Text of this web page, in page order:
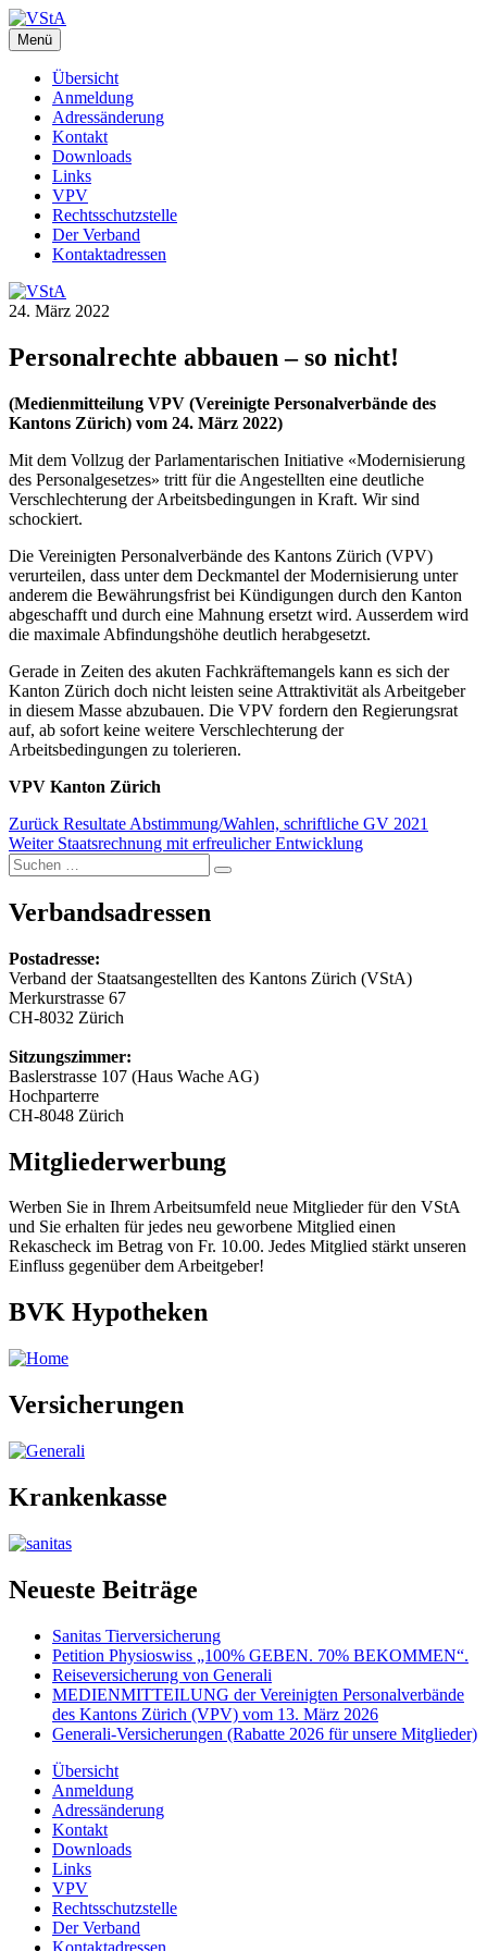
Zum
Inhalt
springen
VStA
WebSite des Verbandes der Staatsangestellten des Kantons Zürich
Menü
Übersicht
Anmeldung
Adressänderung
Kontakt
Downloads
Links
VPV
Rechtsschutzstelle
Der Verband
Kontaktadressen
24. März 2022
Personalrechte abbauen – so nicht!
(Medienmitteilung VPV (Vereinigte Personalverbände des
Kantons Zürich) vom 24. März 2022)
Mit dem Vollzug der Parlamentarischen Initiative «Modernisierung
des Personalgesetzes» tritt für die Angestellten eine deutliche
Verschlechterung der Arbeitsbedingungen in Kraft. Wir sind
schockiert.
Die Vereinigten Personalverbände des Kantons Zürich (VPV)
verurteilen, dass unter dem Deckmantel der Modernisierung unter
anderem die Bewährungsfrist bei Kündigungen durch den Kanton
abgeschafft und durch eine Mahnung ersetzt wird. Ausserdem wird
die maximale Abfindungshöhe deutlich herabgesetzt.
Gerade in Zeiten des akuten Fachkräftemangels kann es sich der
Kanton Zürich doch nicht leisten seine Attraktivität als Arbeitgeber
in diesem Masse abzubauen. Die VPV fordern den Regierungsrat
auf, ab sofort keine weitere Verschlechterung der
Arbeitsbedingungen zu tolerieren.
VPV Kanton Zürich
Beitragsnavigation
Zurück Vorheriger
Beitrag:
Resultate Abstimmung/Wahlen, schriftliche GV 2021
Weiter Nächster
Beitrag:
Staatsrechnung mit erfreulicher Entwicklung
Suchen
nach:
Suchen
Verbandsadressen
Postadresse:
Verband der Staatsangestellten des Kantons Zürich (VStA)
Merkurstrasse 67
CH-8032 Zürich
Sitzungszimmer:
Baslerstrasse 107 (Haus Wache AG)
Hochparterre
CH-8048 Zürich
Mitgliederwerbung
Werben Sie in Ihrem Arbeitsumfeld neue Mitglieder für den VStA
und Sie erhalten für jedes neu geworbene Mitglied einen
Rekascheck im Betrag von Fr. 10.00. Jedes Mitglied stärkt unseren
Einfluss gegenüber dem Arbeitgeber!
BVK Hypotheken
Versicherungen
Krankenkasse
Neueste Beiträge
Sanitas Tierversicherung
Petition Physioswiss „100% GEBEN. 70% BEKOMMEN“.
Reiseversicherung von Generali
MEDIENMITTEILUNG der Vereinigten Personalverbände
des Kantons Zürich (VPV) vom 13. März 2026
Generali-Versicherungen (Rabatte 2026 für unsere Mitglieder)
Übersicht
Anmeldung
Adressänderung
Kontakt
Downloads
Links
VPV
Rechtsschutzstelle
Der Verband
Kontaktadressen